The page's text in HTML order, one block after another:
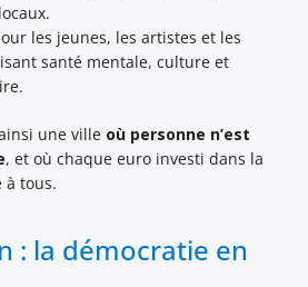
les jeunes, les artistes et les
santé mentale, culture et
une ville où personne n’est
, et où chaque euro investi dans la
à tous.
: la démocratie en